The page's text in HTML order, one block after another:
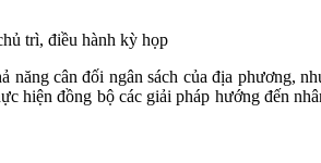
trì, điều hành kỳ họp
cân đối ngân sách của địa phương,
hiện đồng bộ các giải pháp hướng đến